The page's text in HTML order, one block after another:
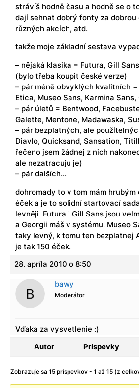
strávíš hodně času a hodně se o
dají sehnat dobrý fonty za dobrou
různých akcích, atd.
takže moje základní sestava
– nějaká klasika = Futura, Gill
(bylo třeba koupit české verze)
– pár méně obvyklých kvalitních =
Etica, Museo Sans, Karmina Sans,
– pár úletů = Bentwood,
Galette, Mentone, Madawaska,
– pár bezplatných, ale
Diavlo, Quicksand, Sansation,
řečeno jsem žádnej z nich
ale nezatracuju je)
– pár dalších…
dohromady to v tom mám hrubým
éček a je to solidní startovací
levněji. Futura i Gill Sans jsou
a Georgii máš v systému, Museo
taky levný, k tomu ten bezplatnej
je tak 150 éček.
28. apríla 2010 o 8:50
bawy
Moderátor
Vďaka za vysvetlenie :)
Autor
Príspevky
Zobrazuje sa 15 príspevkov - 1 až 15 (z